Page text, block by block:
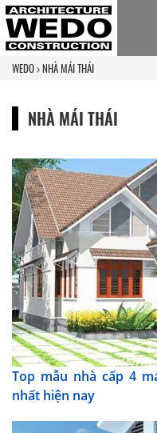
WEDO NHÀ MÁI THÁI
NHÀ MÁI THÁI
Top mẫu nhà cấp 4
nhất hiện nay